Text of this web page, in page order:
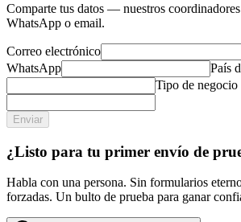
Comparte tus datos — nuestros
WhatsApp o email.
Correo electrónico
WhatsApp
País
Tipo de negocio
Enviar
¿Listo para tu primer envío de
Habla con una persona. Sin formularios
forzadas. Un bulto de prueba para ganar